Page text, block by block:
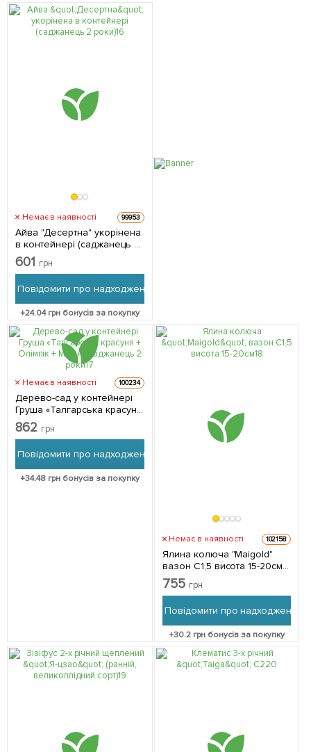
Немає в наявності 99953
Айва "Десертна" укорінена
в контейнері (саджанець 2
роки) 1 саджанець в
упаковці
601 грн
Повідомити про надходження
+24.04грн бонусів за покупку
Немає в наявності 100234
Дерево-сад у контейнері
Груша «Талгарська красуня
+ Олімпік + Марія»
саджанець 2 роки 1
862 грн
Повідомити про надходження
+34.48грн бонусів за покупку
Немає в наявності 102158
Ялина колюча "Maigold"
вазон С1,5 висота 15-20см 1
саджанець в упаковці
755 грн
Повідомити про надходження
+30.2 грн бонусів за покупку